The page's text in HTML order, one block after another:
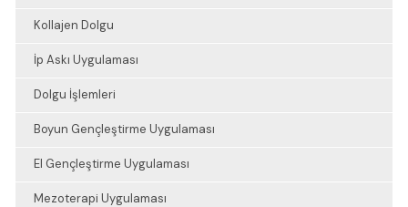
Kollajen Dolgu
İp Askı Uygulaması
Dolgu İşlemleri
Boyun Gençleştirme Uygulaması
El Gençleştirme Uygulaması
Mezoterapi Uygulaması